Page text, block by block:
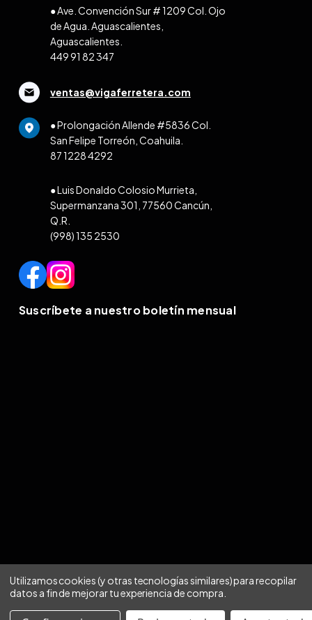
● Ave. Convención Sur # 1209 Col. Ojo
de Agua. Aguascalientes,
Aguascalientes.
449 91 82 347
ventas@vigaferretera.com
● Prolongación Allende #5836 Col.
San Felipe Torreón, Coahuila.
87 1228 4292
● Luis Donaldo Colosio Murrieta,
Supermanzana 301, 77560 Cancún,
Q.R.
(998) 135 2530
Suscríbete a nuestro boletín mensual
Aviso de privacidad
Utilizamos cookies (y otras tecnologías similares) para recopilar
datos a fin de mejorar tu experiencia de compra.